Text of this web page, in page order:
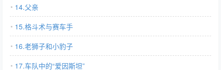
14.父亲
15.格斗术与赛车手
16.老狮子和小豹子
17.车队中的“爱因斯坦”